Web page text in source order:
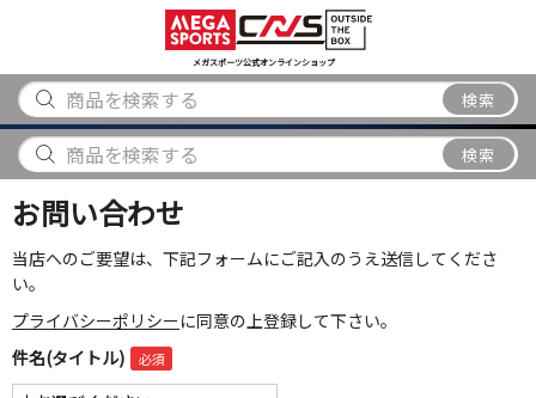
メガスポーツ公式オンラインショップ
検索
アウトドア
から探す
ブランド
から探す
検索
お問い合わせ
当店へのご要望は、下記フォームにご記入のうえ送信してくださ
い。
プライバシーポリシーに同意の上登録して下さい。
件名(タイトル)